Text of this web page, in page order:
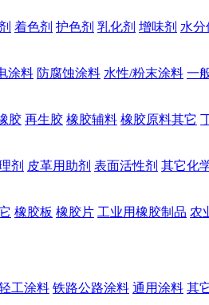
着色剂 护色剂 乳化剂 增味剂 水分
涂料 防腐蚀涂料 水性/粉末涂料 一
胶 再生胶 橡胶辅料 橡胶原料其它
剂 皮革用助剂 表面活性剂 其它化
橡胶板 橡胶片 工业用橡胶制品 农
工涂料 铁路公路涂料 通用涂料 其